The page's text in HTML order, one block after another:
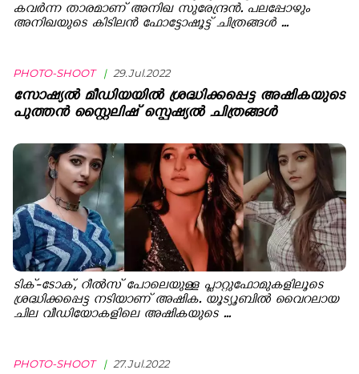
കവർന്ന താരമാണ് അനിഖ സുരേന്ദ്രൻ. പലപ്പോഴും
അനിഖയുടെ കിടിലൻ ഫോട്ടോഷൂട്ട് ചിത്രങ്ങൾ ...
PHOTO-SHOOT | 29.Jul.2022
സോഷ്യൽ മീഡിയയിൽ ശ്രദ്ധിക്കപ്പെട്ട അഷികയുടെ
പുത്തൻ സ്റ്റൈലിഷ് സ്പെഷ്യൽ ചിത്രങ്ങൾ
ടിക്-ടോക്, റീൽസ് പോലെയുള്ള പ്ലാറ്റുഫോമുകളിലൂടെ
ശ്രദ്ധിക്കപ്പെട്ട നടിയാണ് അഷിക. യൂട്യൂബിൽ വൈറലായ
ചില വീഡിയോകളിലെ അഷികയുടെ ...
PHOTO-SHOOT | 27.Jul.2022